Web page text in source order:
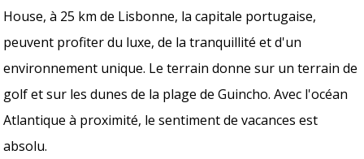
House, à 25 km de Lisbonne, la capitale portugaise,
peuvent profiter du luxe, de la tranquillité et d'un
environnement unique. Le terrain donne sur un terrain de
golf et sur les dunes de la plage de Guincho. Avec l'océan
Atlantique à proximité, le sentiment de vacances est
absolu.